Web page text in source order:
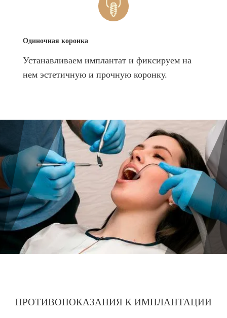
Одиночная коронка
Устанавливаем имплантат и фиксируем на
нем эстетичную и прочную коронку.
ПРОТИВОПОКАЗАНИЯ К ИМПЛАНТАЦИИ